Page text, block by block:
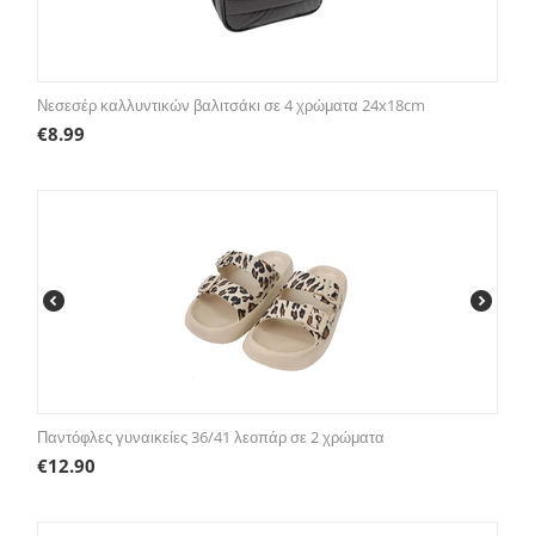
Νεσεσέρ καλλυντικών βαλιτσάκι σε 4 χρώματα 24x18cm
€8.99
Παντόφλες γυναικείες 36/41 λεοπάρ σε 2 χρώματα
€12.90